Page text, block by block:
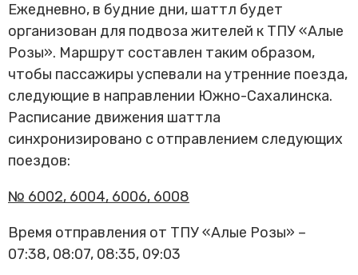
Ежедневно, в будние дни, шаттл будет
организован для подвоза жителей к ТПУ «Алые
Розы». Маршрут составлен таким образом,
чтобы пассажиры успевали на утренние поезда,
следующие в направлении Южно-Сахалинска.
Расписание движения шаттла
синхронизировано с отправлением следующих
поездов:
№ 6002, 6004, 6006, 6008
Время отправления от ТПУ «Алые Розы» –
07:38, 08:07, 08:35, 09:03